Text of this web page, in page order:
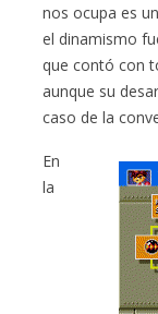
nos ocupa es
el dinamismo
que contó con
aunque su
caso de la
En
la